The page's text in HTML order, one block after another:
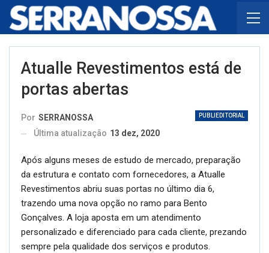
Atualle Revestimentos está de
portas abertas
PUBLIEDITORIAL
Por SERRANOSSA
Última atualização 13 dez, 2020
Após alguns meses de estudo de mercado, preparação
da estrutura e contato com fornecedores, a Atualle
Revestimentos abriu suas portas no último dia 6,
trazendo uma nova opção no ramo para Bento
Gonçalves. A loja aposta em um atendimento
personalizado e diferenciado para cada cliente, prezando
sempre pela qualidade dos serviços e produtos.